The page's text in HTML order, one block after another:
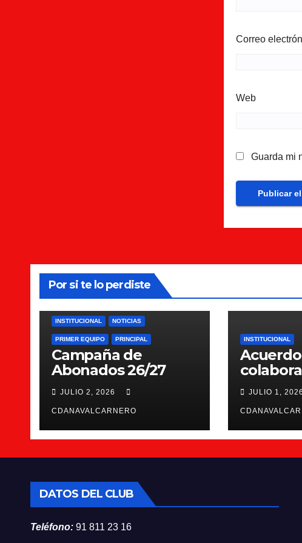
Correo
Web
Guarda mi
Por si te lo perdiste
INSTITUCIONAL NOTICIAS
PRIMER EQUIPO PRINCIPAL
Campaña de
Abonados 26/27
JULIO 2, 2026
CDANAVALCARNERO
INSTITUCIONAL
JULIO 1, 2026
DATOS DEL CLUB
Teléfono: 91 811 23 16